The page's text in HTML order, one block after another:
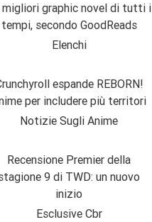
migliori graphic novel di tutti i
tempi, secondo GoodReads
Elenchi
espande REBORN!
per includere più territori
Notizie Sugli Anime
Recensione Premier della
9 di TWD: un nuovo
inizio
Esclusive Cbr